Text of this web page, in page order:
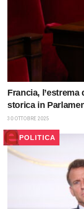
Francia,
storica in
30 OTTOBRE 2025
POLITICA